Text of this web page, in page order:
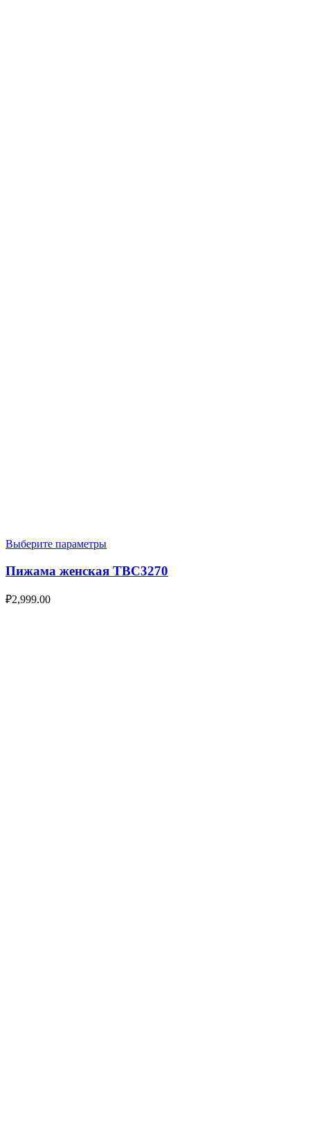
Выберите параметры
Пижама женская TBC3270
₽2,999.00